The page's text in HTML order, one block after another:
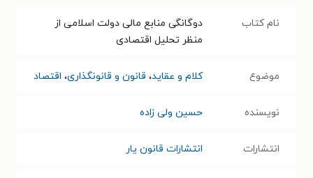
نام کتاب
دوگانگی منابع مالی دولت اسلامی از
منظر تحلیل اقتصادی
موضوع کلام و عقاید، قانون و قانونگذاری، اقتصاد
نویسنده حسین ولی زاده
انتشارات انتشارات قانون یار